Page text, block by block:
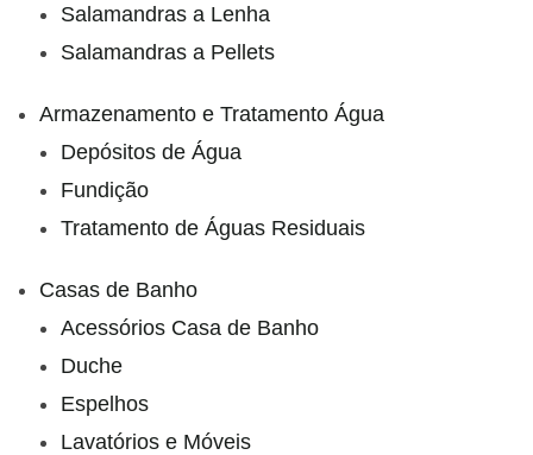
Salamandras a Lenha
Salamandras a Pellets
Armazenamento e Tratamento Água
Depósitos de Água
Fundição
Tratamento de Águas Residuais
Casas de Banho
Acessórios Casa de Banho
Duche
Espelhos
Lavatórios e Móveis